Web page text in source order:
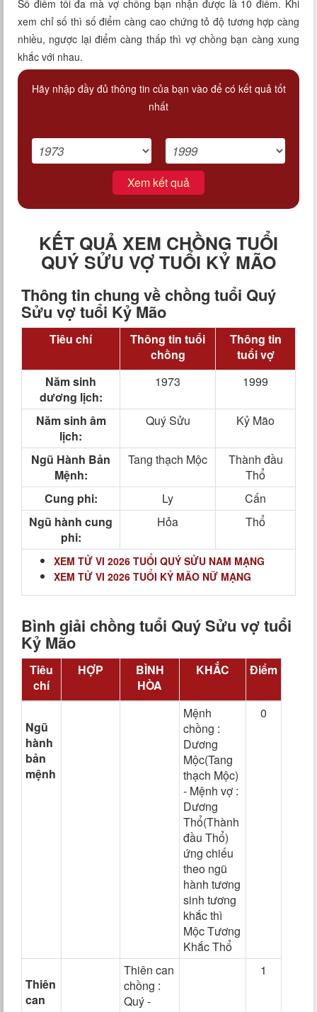
Số điểm tối đa mà vợ chồng bạn nhận được là 10 điểm. Khi
xem chỉ số thì số điểm càng cao chứng tỏ độ tương hợp càng
nhiều, ngược lại điểm càng thấp thì vợ chồng bạn càng xung
khắc với nhau.
Hãy nhập đầy đủ thông tin của bạn vào để có kết quả tốt
nhất
Xem kết quả
KẾT QUẢ XEM CHỒNG TUỔI
QUÝ SỬU VỢ TUỔI KỶ MÃO
Thông tin chung về chồng tuổi Quý
Sửu vợ tuổi Kỷ Mão
Tiêu chí
Thông tin tuổi
chồng
Thông tin
tuổi vợ
Năm sinh
dương lịch:
1973 1999
Năm sinh âm
lịch:
Quý Sửu Kỷ Mão
Ngũ Hành Bản
Mệnh:
Tang thạch Mộc
Thành đầu
Thổ
Cung phi:
Ly
Cấn
Ngũ hành cung
phi:
Hỏa Thổ
XEM TỬ VI 2026 TUỔI QUÝ SỬU NAM MẠNG
XEM TỬ VI 2026 TUỔI KỶ MÃO NỮ MẠNG
Bình giải chồng tuổi Quý Sửu vợ tuổi
Kỷ Mão
Tiêu
chí
HỢP
BÌNH
HÒA
KHẮC Điểm
Ngũ
hành
bản
mệnh
Mệnh
chồng :
Dương
Mộc(Tang
thạch Mộc)
- Mệnh vợ :
Dương
Thổ(Thành
đầu Thổ)
ứng chiếu
theo ngũ
hành tương
sinh tương
khắc thì
Mộc Tương
Khắc Thổ
0
Thiên
can
Thiên can
chồng :
Quý -
1